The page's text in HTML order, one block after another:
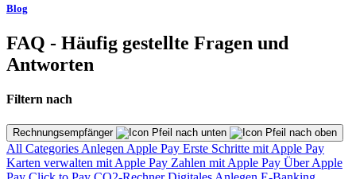
Blog
FAQ - Häufig gestellte Fragen und
Antworten
Filtern nach
Rechnungsempfänger
All Categories Anlegen Apple Pay Erste Schritte mit Apple Pay
Karten verwalten mit Apple Pay Zahlen mit Apple Pay Über Apple